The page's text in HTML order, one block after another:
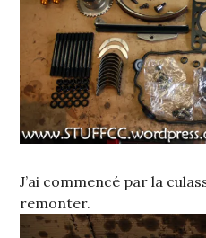
J’ai commencé par la
remonter.